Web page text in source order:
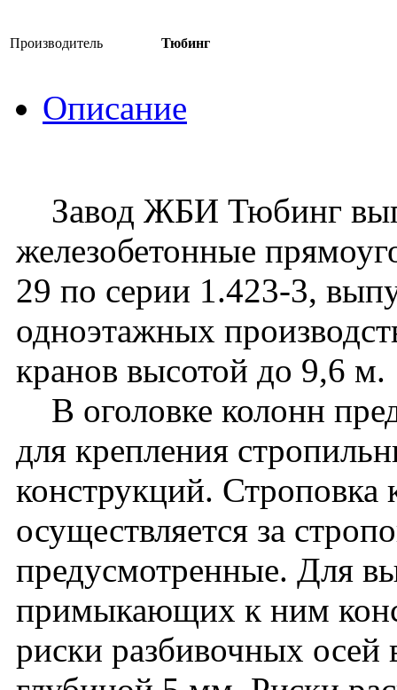
Производитель Тюбинг
Описание
Завод ЖБИ Тюбинг
железобетонные
29 по серии 1.423-3,
одноэтажных
кранов высотой до 9,6 м.
В оголовке колонн
для крепления
конструкций. Строповка
осуществляется за
предусмотренные. Для
примыкающих к ним
риски разбивочных осей